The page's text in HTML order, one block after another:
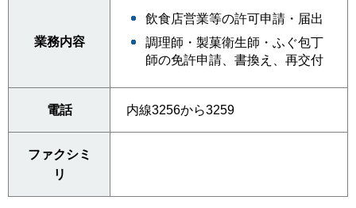
業務内容
飲食店営業等の許可申請・届出
調理師・製菓衛生師・ふぐ包丁
師の免許申請、書換え、再交付
電話 内線3256から3259
ファクシミ
リ